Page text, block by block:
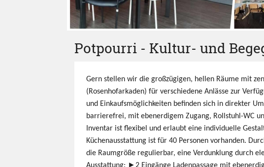
Potpourri - Kultur- und
Gern stellen wir die großzügigen, hellen Räume mit
(Rosenhofarkaden) für verschiedene Anlässe zur
und Einkaufsmöglichkeiten befinden sich in direkter
barrierefrei, mit ebenerdigem Zugang, Rollstuhl-WC
Inventar ist flexibel und erlaubt eine individuelle
Küchenausstattung ist für 40 Personen vorhanden.
die Raumgröße regulierbar, eine Verdunklung durch